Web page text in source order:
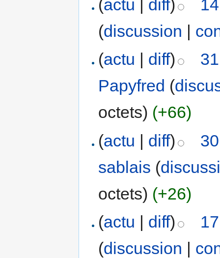
(actu diff)
(discussion |
(actu | diff)
Papyfred (
octets) (+66)
(actu | diff)
sablais (
octets) (+26)
(actu | diff)
(discussion |